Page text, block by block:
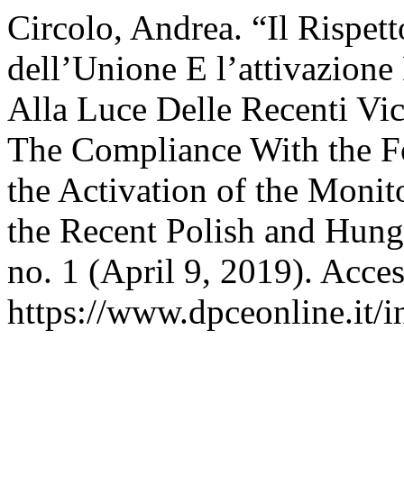
Circolo, Andrea. “Il
dell’Unione E
Alla Luce Delle Recenti
The Compliance With the
the Activation of the
the Recent Polish and
no. 1 (April 9, 2019).
https://www.dpceonline.it/